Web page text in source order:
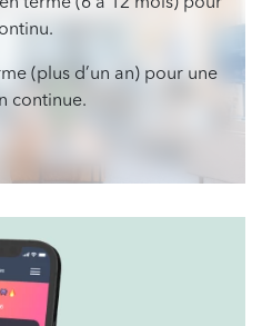
terme (6 à 12 mois) pour
(plus d’un an) pour une
continue.